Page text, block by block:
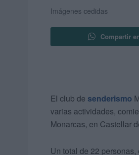
Imágenes cedidas
Compartir
El club de senderismo
varias actividades,
Monarcas, en Castellar
Un total de 22